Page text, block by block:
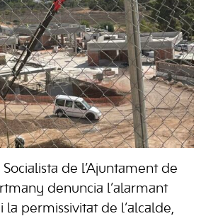
de l’Ajuntament de
denuncia l’alarmant
la permissivitat de l’alcalde,